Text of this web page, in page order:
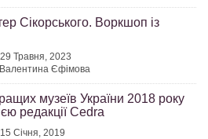
Сікорського. Воркшоп із
Травня, 2023
Єфімова
музеїв України 2018 року
редакції Cedra
Січня, 2019